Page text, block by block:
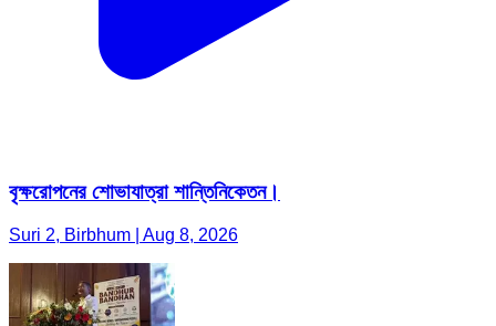
বৃক্ষরোপনের শোভাযাত্রা শান্তিনিকেতন।
Suri 2, Birbhum | Aug 8, 2026